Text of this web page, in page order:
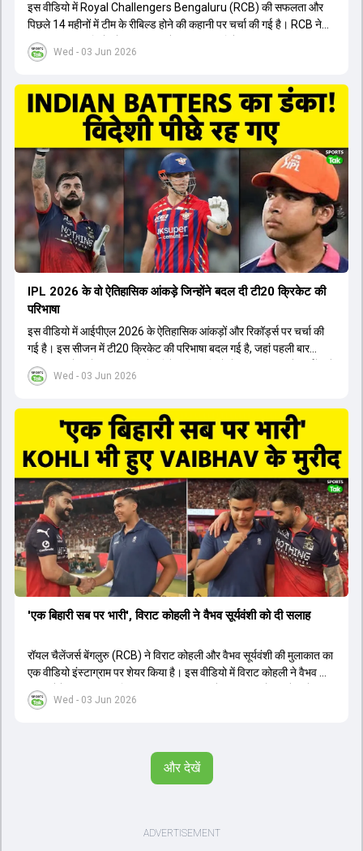
Wed - 03 Jun 2026
इस वीडियो में Royal Challengers Bengaluru (RCB) की सफलता और
पिछले 14 महीनों में टीम के रीबिल्ड होने की कहानी पर चर्चा की गई है। RCB ने
अपनी पुरानी गलतियों को स्वीकार करते हुए एक नया रिसेट बटन दबाया। टीम
मैनेजमेंट में Mo Bobat, Andy Flower, Dinesh Karthik और एनालिस्ट
के तहत Bhuvneshwar Kumar, Krunal Pandya और Rasikh Salam
जैसे भारतीय खिलाड़ियों को टीम में शामिल किया गया, जिन्होंने शानदार प्रदर्शन
किया। इसके अलावा, Virat Kohli की भूमिका में भी बदलाव देखा गया, जहां वह
अब टीम के युवा खिलाड़ियों के साथ ज्यादा जुड़े हुए नजर आते हैं। कप्तान Rajat
Patidar के नेतृत्व में टीम का कम्युनिकेशन बहुत स्पष्ट रहा है। एनालिस्ट से लेकर
मैनेजमेंट तक, सभी एक ही पेज पर रहते हैं, जिससे मैदान पर कोई कंफ्यूजन नहीं
होता। यही कारण है कि RCB ने लगातार सफलता हासिल की है।
Wed - 03 Jun 2026
IPL 2026 के वो ऐतिहासिक आंकड़े जिन्होंने बदल दी टी20 क्रिकेट की
परिभाषा
इस वीडियो में आईपीएल 2026 के ऐतिहासिक आंकड़ों और रिकॉर्ड्स पर चर्चा की
गई है। इस सीजन में टी20 क्रिकेट की परिभाषा बदल गई है, जहां पहली बार
भारतीय बल्लेबाजों का स्ट्राइक रेट विदेशी खिलाड़ियों से ज्यादा रहा। पूरे टूर्नामेंट में
1426 छक्के लगे और 65 बार टीमों ने 200 से ज्यादा का स्कोर बनाया, जो एक
स्ट्राइक रेट के साथ मोस्ट वैल्युएबल प्लेयर का खिताब जीता। इसके अलावा पंजाब
और बेंगलुरु के प्रदर्शन के साथ-साथ लक्ष्य का पीछा करने वाली टीमों की सफलता
के आंकड़ों का भी विश्लेषण किया गया है।
Wed - 03 Jun 2026
'एक बिहारी सब पर भारी', विराट कोहली ने वैभव सूर्यवंशी को दी सलाह
रॉयल चैलेंजर्स बेंगलुरु (RCB) ने विराट कोहली और वैभव सूर्यवंशी की मुलाकात का
एक वीडियो इंस्टाग्राम पर शेयर किया है। इस वीडियो में विराट कोहली ने वैभव को
सलाह देते हुए कहा, 'एक बिहारी सब पर भारी। बस गेम खत्म।' कोहली ने उन्हें खुद
पर विश्वास रखने और नकारात्मक बातों पर ध्यान न देने की सलाह दी। आईपीएल
सीरीज खेलेंगे। वहीं, विराट कोहली लंदन रवाना हो गए हैं और अगली वनडे सीरीज में
और देखें